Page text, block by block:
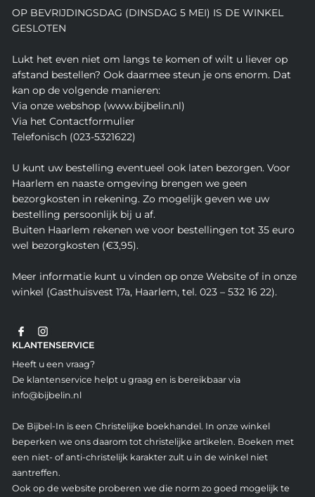
OP BEVRIJDINGSDAG (DINSDAG 5 MEI) IS DE WINKEL
GESLOTEN
Lukt het even niet om langs te komen of wilt u liever op
afstand bestellen? Ook daarmee steun je ons enorm. Dat
kan op de volgende manieren:
Via onze webshop (www.bijbelin.nl)
Via het Contactformulier
Telefonisch (023-5321622)
U kunt uw bestelling eventueel ook laten bezorgen. Voor
Haarlem en naaste omgeving brengen we geen
bezorgkosten in rekening. Zo mogelijk geven we uw
bestelling persoonlijk bij u af.
Buiten Haarlem rekenen we voor bestellingen tot 35 euro
wel bezorgkosten (€3,95).
Meer informatie kunt u vinden op onze Website of in onze
winkel (Gasthuisvest 17a, Haarlem, tel. 023 – 532 16 22).
KLANTENSERVICE
Heeft u een vraag?
De klantenservice helpt u graag en is bereikbaar via
info@bijbelin.nl
De Bijbel-In is een Christelijke boekhandel. In onze winkel
beperken we ons daarom tot christelijke artikelen. Boeken met
een niet- of anti-christelijk karakter zult u in de winkel niet
aantreffen.
Ook op de website proberen we die norm zo goed mogelijk te